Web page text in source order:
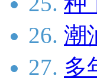
26. 潮
27. 多